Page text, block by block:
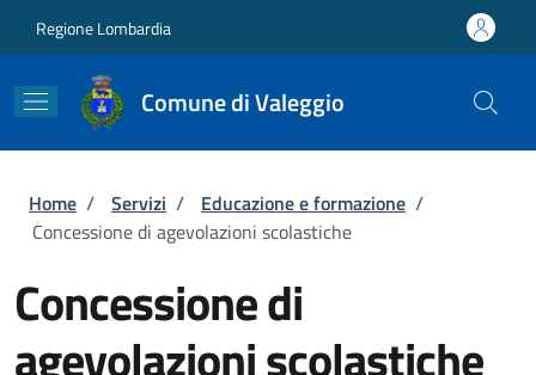
Regione Lombardia
Comune di Valeggio
Briciole di pane
Home / Servizi / Educazione e formazione /
Concessione di agevolazioni scolastiche
Concessione di
agevolazioni scolastiche